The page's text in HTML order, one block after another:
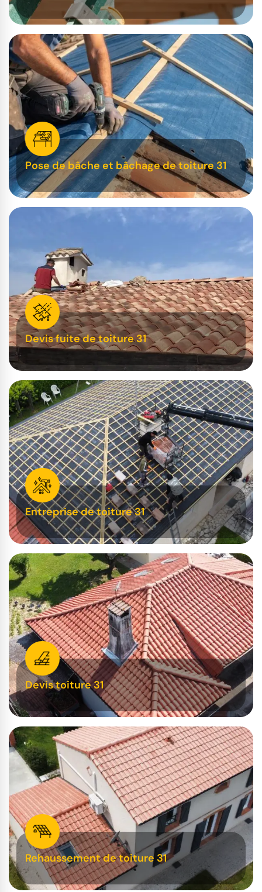
Pose de bâche et bâchage de toiture 31
Devis fuite de toiture 31
Entreprise de toiture 31
Devis toiture 31
Rehaussement de toiture 31